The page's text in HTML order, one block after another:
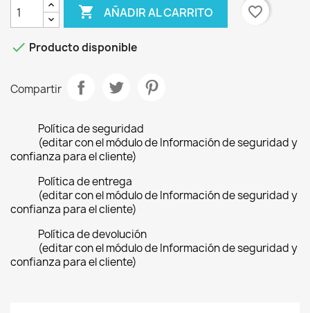
 AÑADIR AL CARRITO favorite_border
 Producto disponible
Compartir
Política de seguridad
(editar con el módulo de Información de seguridad y
confianza para el cliente)
Política de entrega
(editar con el módulo de Información de seguridad y
confianza para el cliente)
Política de devolución
(editar con el módulo de Información de seguridad y
confianza para el cliente)